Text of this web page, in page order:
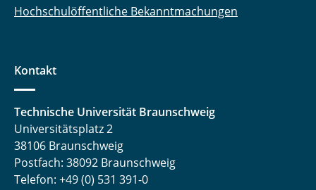
Hochschulöffentliche Bekanntmachungen
Kontakt
Technische Universität Braunschweig
Universitätsplatz 2
38106 Braunschweig
Postfach: 38092 Braunschweig
Telefon: +49 (0) 531 391-0